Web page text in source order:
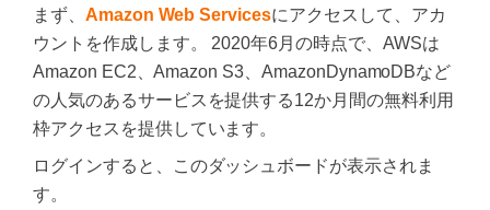
まず、 Amazon Web Servicesにアクセスして、アカ
ウントを作成します。 2020年6月の時点で、AWSは
Amazon EC2、Amazon S3、AmazonDynamoDBなど
の人気のあるサービスを提供する12か月間の無料利用
枠アクセスを提供しています。
ログインすると、このダッシュボードが表示されま
す。